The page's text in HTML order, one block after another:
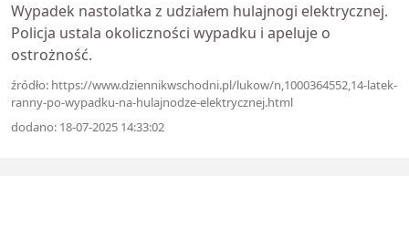
Wypadek nastolatka z udziałem hulajnogi elektrycznej.
Policja ustala okoliczności wypadku i apeluje o
ostrożność.
źródło: https://www.dziennikwschodni.pl/lukow/n,1000364552,14-latek-
ranny-po-wypadku-na-hulajnodze-elektrycznej.html
dodano: 18-07-2025 14:33:02